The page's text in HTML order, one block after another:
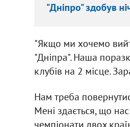
"Дніпро" здобув
"Якщо ми хочемо
"Дніпра". Наша
клубів на 2 місце.
Нам треба
Мені здається, що
чемпіонати двох